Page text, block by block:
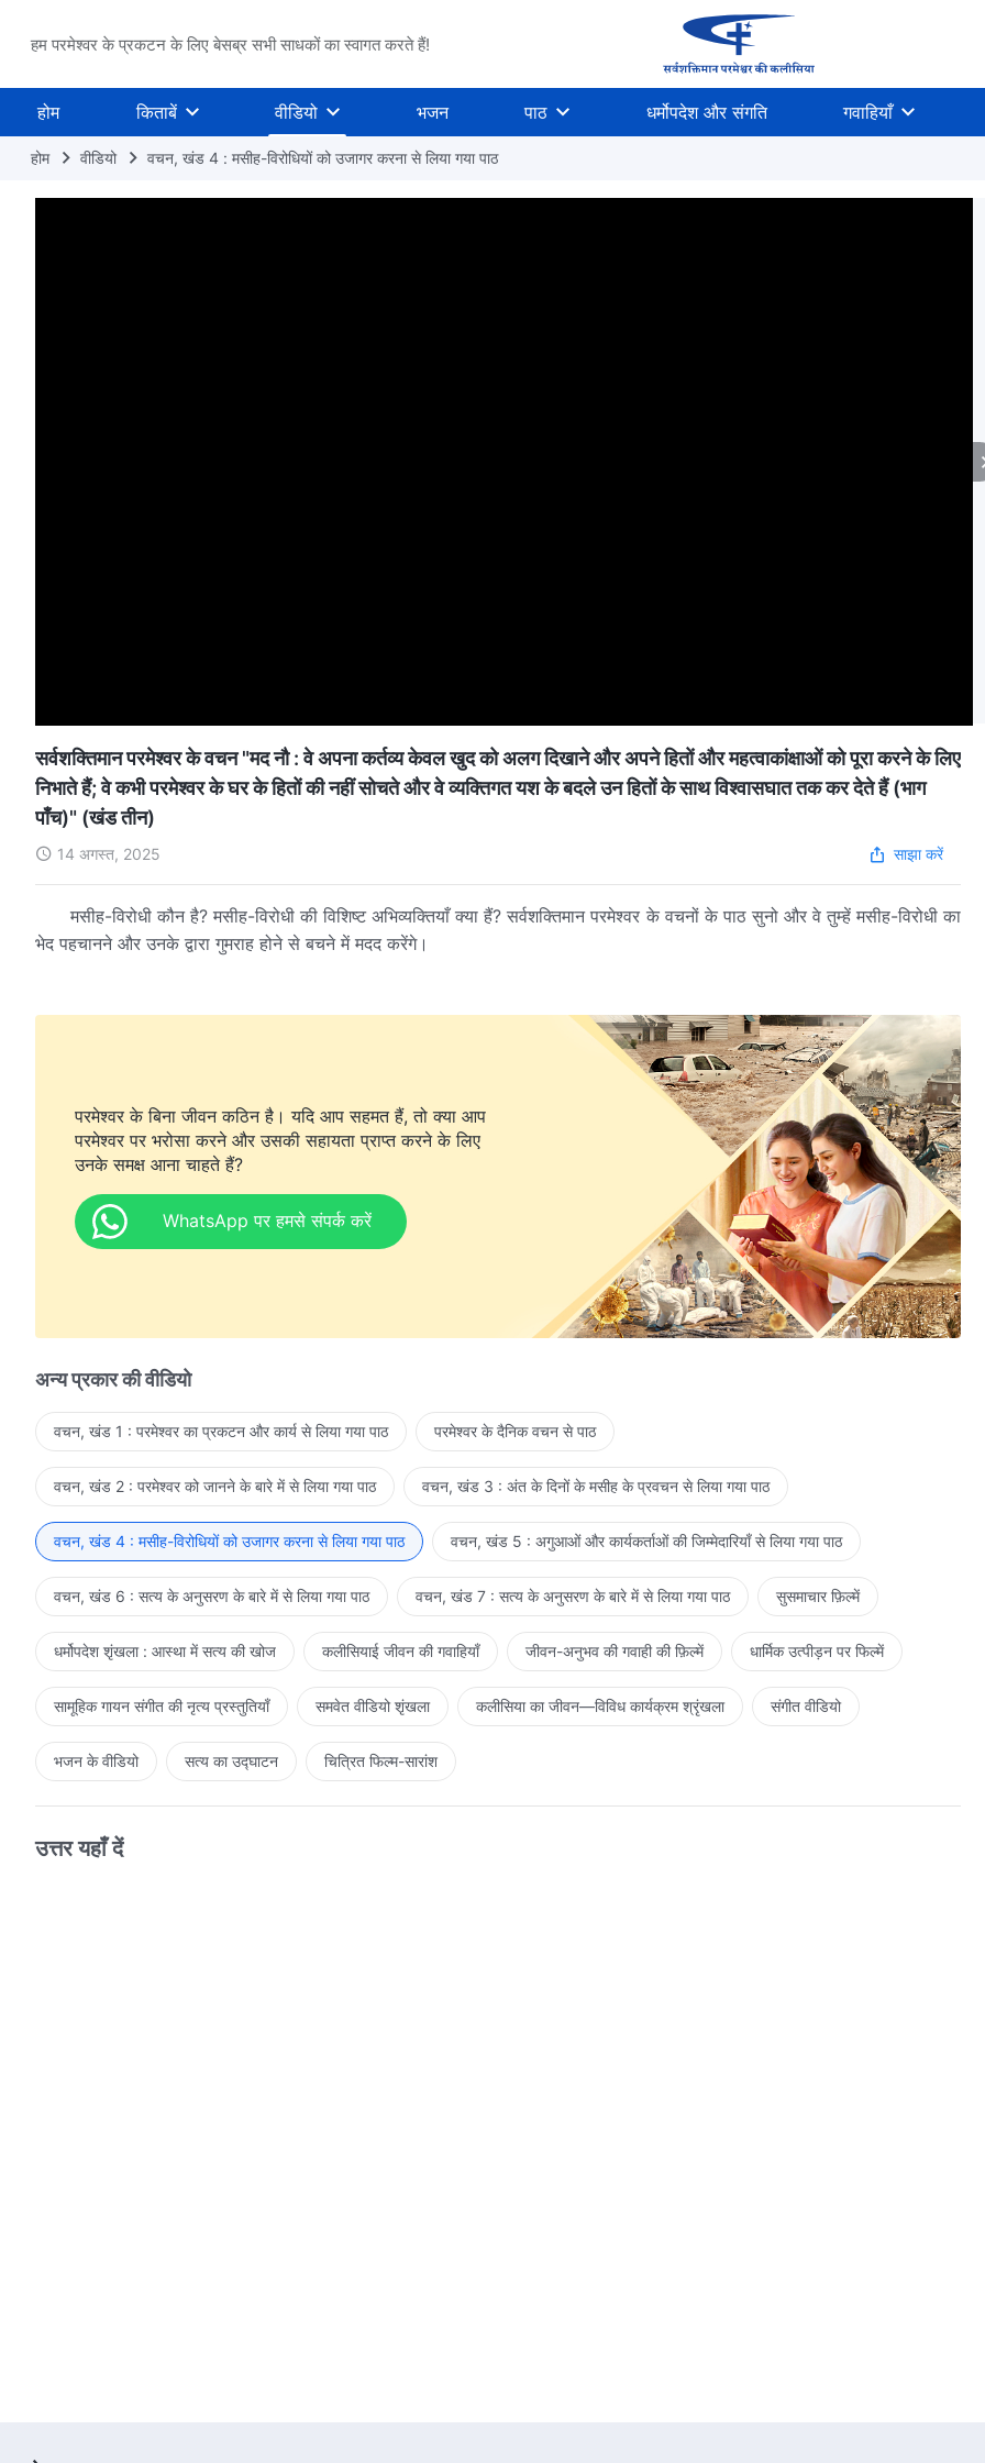
हम परमेश्वर के प्रकटन के लिए बेसब्र सभी साधकों का स्वागत करते हैं!
होम किताबें वीडियो भजन पाठ धर्मोपदेश और संगति गवाहियाँ
होम वीडियो वचन, खंड 4 : मसीह-विरोधियों को उजागर करना से लिया गया पाठ
सर्वशक्तिमान परमेश्वर के वचन "मद नौ : वे अपना कर्तव्य केवल खुद को अलग दिखाने और अपने हितों और महत्वाकांक्षाओं को पूरा करने के लिए
निभाते हैं; वे कभी परमेश्वर के घर के हितों की नहीं सोचते और वे व्यक्तिगत यश के बदले उन हितों के साथ विश्वासघात तक कर देते हैं (भाग
पाँच)" (खंड तीन)
14 अगस्त, 2025 साझा करें
मसीह-विरोधी कौन है? मसीह-विरोधी की विशिष्ट अभिव्यक्तियाँ क्या हैं? सर्वशक्तिमान परमेश्वर के वचनों के पाठ सुनो और वे तुम्हें मसीह-विरोधी का
भेद पहचानने और उनके द्वारा गुमराह होने से बचने में मदद करेंगे।
परमेश्वर के बिना जीवन कठिन है। यदि आप सहमत हैं, तो क्या आप
परमेश्वर पर भरोसा करने और उसकी सहायता प्राप्त करने के लिए
उनके समक्ष आना चाहते हैं?
WhatsApp पर हमसे संपर्क करें
अन्य प्रकार की वीडियो
वचन, खंड 1 : परमेश्वर का प्रकटन और कार्य से लिया गया पाठ परमेश्वर के दैनिक वचन से पाठ
वचन, खंड 2 : परमेश्वर को जानने के बारे में से लिया गया पाठ वचन, खंड 3 : अंत के दिनों के मसीह के प्रवचन से लिया गया पाठ
वचन, खंड 4 : मसीह-विरोधियों को उजागर करना से लिया गया पाठ वचन, खंड 5 : अगुआओं और कार्यकर्ताओं की जिम्मेदारियाँ से लिया गया पाठ
वचन, खंड 6 : सत्य के अनुसरण के बारे में से लिया गया पाठ वचन, खंड 7 : सत्य के अनुसरण के बारे में से लिया गया पाठ सुसमाचार फ़िल्में
धर्मोपदेश शृंखला : आस्था में सत्य की खोज कलीसियाई जीवन की गवाहियाँ जीवन-अनुभव की गवाही की फ़िल्में धार्मिक उत्पीड़न पर फिल्में
सामूहिक गायन संगीत की नृत्य प्रस्तुतियाँ समवेत वीडियो शृंखला कलीसिया का जीवन—विविध कार्यक्रम श्रृंखला संगीत वीडियो
भजन के वीडियो सत्य का उद्घाटन चित्रित फिल्म-सारांश
उत्तर यहाँ दें